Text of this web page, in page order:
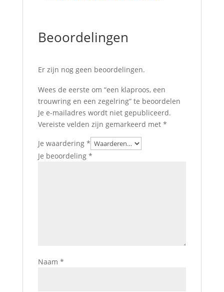
Beoordelingen
Er zijn nog geen beoordelingen.
Wees de eerste om “een klaproos, een
trouwring en een zegelring” te beoordelen
Je e-mailadres wordt niet gepubliceerd.
Vereiste velden zijn gemarkeerd met *
Je waardering *
Je beoordeling *
Naam *